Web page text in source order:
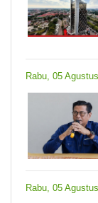
Rabu, 05
Rabu, 05